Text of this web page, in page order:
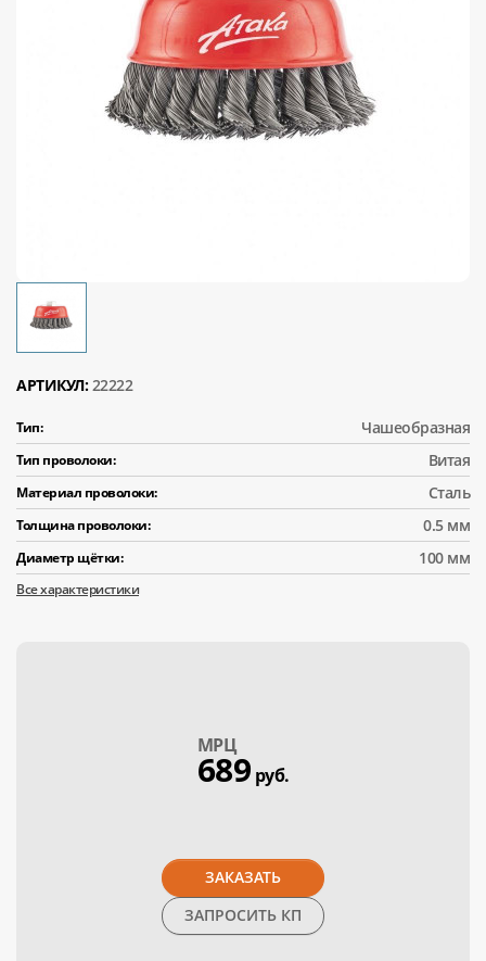
АРТИКУЛ: 22222
Тип: Чашеобразная
Тип проволоки: Витая
Материал проволоки: Сталь
Толщина проволоки: 0.5 мм
Диаметр щётки: 100 мм
Все характеристики
МPЦ
689 руб.
ЗАКАЗАТЬ
ЗАПРОСИТЬ КП